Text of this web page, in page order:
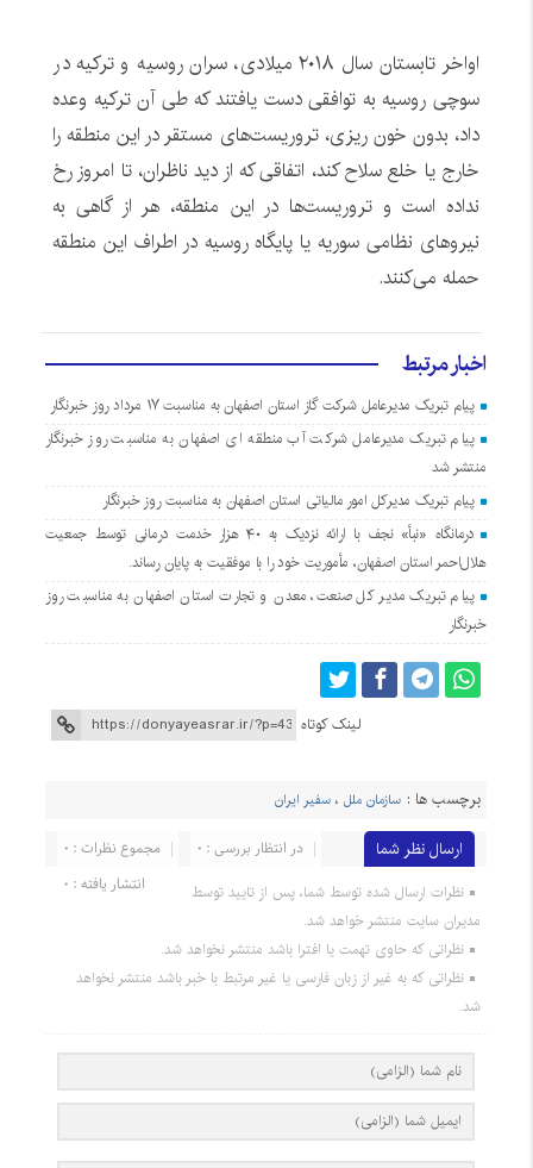
اواخر تابستان سال ۲۰۱۸ میلادی، سران روسیه و ترکیه در
سوچی روسیه به توافقی دست یافتند که طی آن ترکیه وعده
داد، بدون خون ریزی، تروریست‌های مستقر در این منطقه را
خارج یا خلع سلاح کند، اتفاقی که از دید ناظران، تا امروز رخ
نداده است و تروریست‌ها در این منطقه، هر از گاهی به
نیروهای نظامی سوریه یا پایگاه روسیه در اطراف این منطقه
حمله می‌کنند.
اخبار مرتبط
پیام تبریک مدیرعامل شرکت گاز استان اصفهان به مناسبت ۱۷ مرداد روز خبرنگار
پیام تبریک مدیرعامل شرکت آب منطقه ای اصفهان به مناسبت روز خبرنگار
منتشر شد
پیام تبریک مدیرکل امور مالیاتی استان اصفهان به مناسبت روز خبرنگار
درمانگاه «نبأ» نجف با ارائه نزدیک به ۴۰ هزار خدمت درمانی توسط جمعیت
هلال‌احمر استان اصفهان، مأموریت خود را با موفقیت به پایان رساند.
پیام تبریک مدیر کل صنعت، معدن و تجارت استان اصفهان به مناسبت روز
خبرنگار
لینک کوتاه
برچسب ها : سازمان ملل ،سفیر ایران
ارسال نظر شما مجموع نظرات : 0
در انتظار بررسی : 0
انتشار یافته : 0
نظرات ارسال شده توسط شما، پس از تایید توسط
مدیران سایت منتشر خواهد شد.
نظراتی که حاوی تهمت یا افترا باشد منتشر نخواهد شد.
نظراتی که به غیر از زبان فارسی یا غیر مرتبط با خبر باشد منتشر نخواهد
شد.